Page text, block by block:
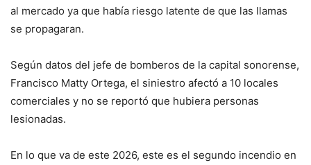
al mercado ya que había riesgo latente de que las llamas
se propagaran.
Según datos del jefe de bomberos de la capital sonorense,
Francisco Matty Ortega, el siniestro afectó a 10 locales
comerciales y no se reportó que hubiera personas
lesionadas.
En lo que va de este 2026, este es el segundo incendio en